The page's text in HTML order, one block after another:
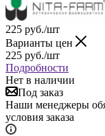
225 руб./шт
Варианты цен
225 руб./шт
Подробности
Нет в наличии
Под заказ
Наши менеджеры
условия заказа